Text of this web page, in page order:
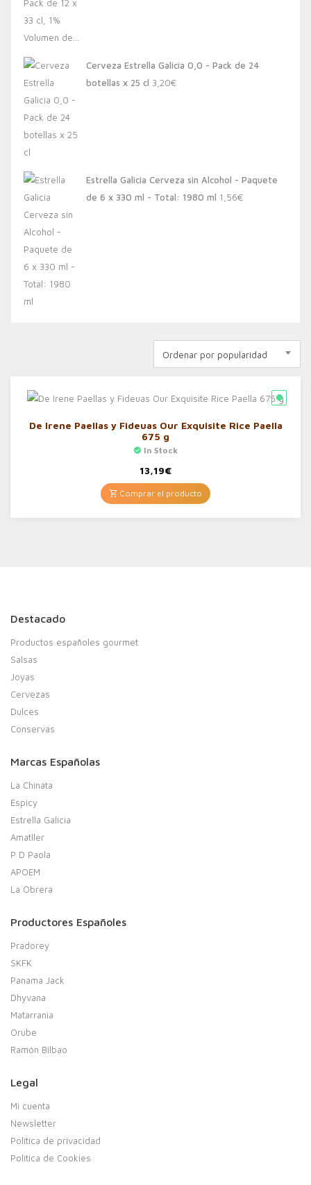
Cerveza Estrella Galicia 0,0 - Pack de 24
botellas x 25 cl 3,20€
Estrella Galicia Cerveza sin Alcohol - Paquete
de 6 x 330 ml - Total: 1980 ml 1,56€
Ordenar por popularidad
De Irene Paellas y Fideuas Our Exquisite Rice Paella
675 g
In Stock
13,19€
Comprar el producto
Destacado
Productos españoles gourmet
Salsas
Joyas
Cervezas
Dulces
Conservas
Marcas Españolas
La Chinata
Espicy
Estrella Galicia
Amatller
P D Paola
APOEM
La Obrera
Productores Españoles
Pradorey
SKFK
Panama Jack
Dhyvana
Matarrania
Orube
Ramón Bilbao
Legal
Mi cuenta
Newsletter
Política de privacidad
Política de Cookies